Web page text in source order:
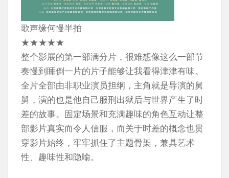
歌声缘何慢半拍
★★★★★
整个影展的第一部满分片，很难想像这么一部节
奏慢到睡倒一片的片子能够让我看得津津有味。
全片全部由非职业演员担纲，主角就是导演的舅
舅，演的也是他自己服刑出狱后与世界产生了时
差的故事。固定场景和充满趣味的角色互动让整
部影片真实而令人信服，而关于时差的概念也贯
穿影片始终，牢牢抓住了主题骨架，兼具艺术
性、趣味性和隐喻。